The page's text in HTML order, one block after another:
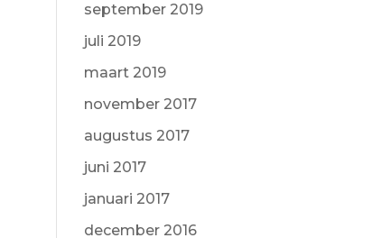
september 2019
juli 2019
maart 2019
november 2017
augustus 2017
juni 2017
januari 2017
december 2016